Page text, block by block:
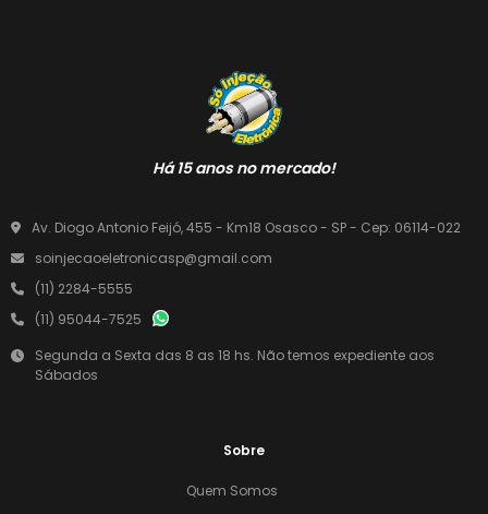
Há 15 anos no mercado!
Av. Diogo Antonio Feijó, 455 - Km18 Osasco - SP - Cep: 06114-022
soinjecaoeletronicasp@gmail.com
(11) 2284-5555
(11) 95044-7525
Segunda a Sexta das 8 as 18 hs. Não temos expediente aos
Sábados
Sobre
Quem Somos